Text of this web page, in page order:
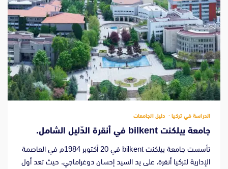
الدراسة في تركيا دليل الجامعات
جامعة بيلكنت bilkent في أنقرة الدّليل الشامل.
تأسست جامعة بيلكنت bilkent في 20 أكتوبر 1984م في العاصمة
الإدارية لتركيا أنقرة، على يد السيد إحسان دوغراماجي. حيث تعد أول